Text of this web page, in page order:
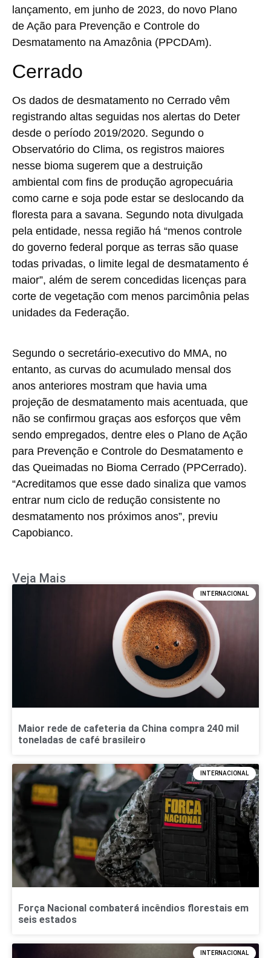
lançamento, em junho de 2023, do novo Plano
de Ação para Prevenção e Controle do
Desmatamento na Amazônia (PPCDAm).
Cerrado
Os dados de desmatamento no Cerrado vêm
registrando altas seguidas nos alertas do Deter
desde o período 2019/2020. Segundo o
Observatório do Clima, os registros maiores
nesse bioma sugerem que a destruição
ambiental com fins de produção agropecuária
como carne e soja pode estar se deslocando da
floresta para a savana. Segundo nota divulgada
pela entidade, nessa região há “menos controle
do governo federal porque as terras são quase
todas privadas, o limite legal de desmatamento é
maior”, além de serem concedidas licenças para
corte de vegetação com menos parcimônia pelas
unidades da Federação.
Segundo o secretário-executivo do MMA, no
entanto, as curvas do acumulado mensal dos
anos anteriores mostram que havia uma
projeção de desmatamento mais acentuada, que
não se confirmou graças aos esforços que vêm
sendo empregados, dentre eles o Plano de Ação
para Prevenção e Controle do Desmatamento e
das Queimadas no Bioma Cerrado (PPCerrado).
“Acreditamos que esse dado sinaliza que vamos
entrar num ciclo de redução consistente no
desmatamento nos próximos anos”, previu
Capobianco.
Veja Mais
INTERNACIONAL
Maior rede de cafeteria da China compra 240 mil
toneladas de café brasileiro
INTERNACIONAL
Força Nacional combaterá incêndios florestais em
seis estados
INTERNACIONAL